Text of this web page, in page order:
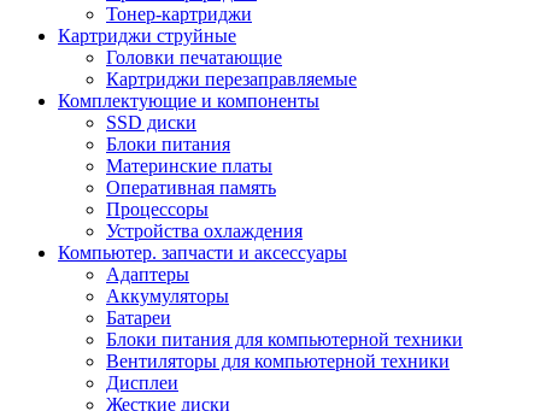
Тонер-картриджи
Картриджи струйные
Головки печатающие
Картриджи перезаправляемые
Комплектующие и компоненты
SSD диски
Блоки питания
Материнские платы
Оперативная память
Процессоры
Устройства охлаждения
Компьютер. запчасти и аксессуары
Адаптеры
Аккумуляторы
Батареи
Блоки питания для компьютерной техники
Вентиляторы для компьютерной техники
Дисплеи
Жесткие диски